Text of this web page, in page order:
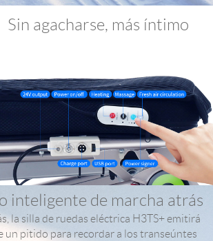
Sin agacharse, más íntimo
inteligente de marcha atrás
la silla de ruedas eléctrica H3TS+ emitirá
un pitido para recordar a los transeúntes